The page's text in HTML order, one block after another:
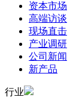
资本市场
高端访谈
现场直击
产业调研
公司新闻
新产品
行业